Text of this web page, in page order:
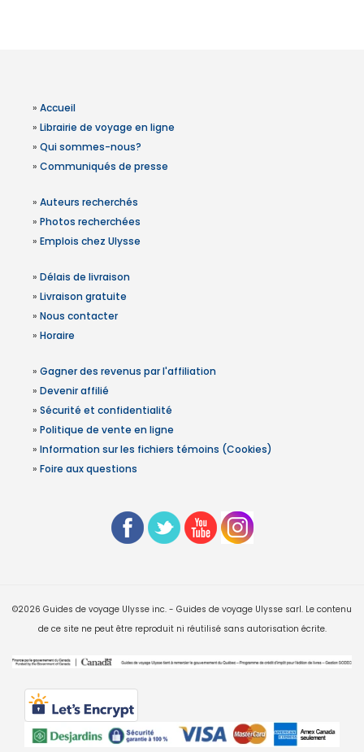
» Accueil
» Librairie de voyage en ligne
» Qui sommes-nous?
» Communiqués de presse
» Auteurs recherchés
» Photos recherchées
» Emplois chez Ulysse
» Délais de livraison
» Livraison gratuite
» Nous contacter
» Horaire
» Gagner des revenus par l'affiliation
» Devenir affilié
» Sécurité et confidentialité
» Politique de vente en ligne
» Information sur les fichiers témoins (Cookies)
» Foire aux questions
©2026 Guides de voyage Ulysse inc. - Guides de voyage Ulysse sarl. Le contenu
de ce site ne peut être reproduit ni réutilisé sans autorisation écrite.